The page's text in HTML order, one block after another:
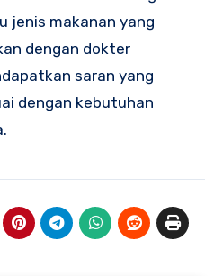
jenis makanan yang
dengan dokter
saran yang
dengan kebutuhan